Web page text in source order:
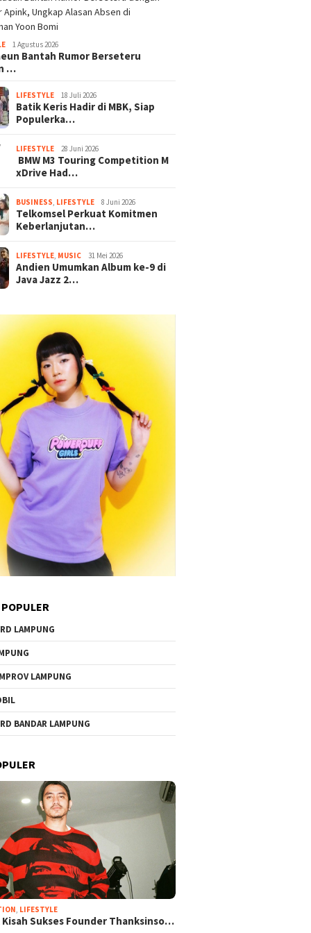
1 Agustus 2026
Bantah Rumor Berseteru
…
LIFESTYLE 18 Juli 2026
Batik Keris Hadir di MBK, Siap
Populerka…
LIFESTYLE 28 Juni 2026
BMW M3 Touring Competition M
xDrive Had…
BUSINESS LIFESTYLE 8 Juni 2026
Telkomsel Perkuat Komitmen
Keberlanjutan…
LIFESTYLE MUSIC 31 Mei 2026
Andien Umumkan Album ke-9 di
Java Jazz 2…
LAMPUNG
LAMPUNG
BANDAR LAMPUNG
, LIFESTYLE
Sukses Founder Thanksinso…